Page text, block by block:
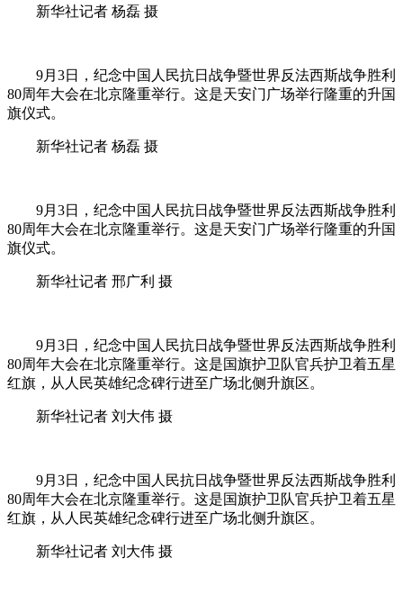
新华社记者 杨磊 摄
9月3日，纪念中国人民抗日战争暨世界反法西斯战争胜利
80周年大会在北京隆重举行。这是天安门广场举行隆重的升国
旗仪式。
新华社记者 杨磊 摄
9月3日，纪念中国人民抗日战争暨世界反法西斯战争胜利
80周年大会在北京隆重举行。这是天安门广场举行隆重的升国
旗仪式。
新华社记者 邢广利 摄
9月3日，纪念中国人民抗日战争暨世界反法西斯战争胜利
80周年大会在北京隆重举行。这是国旗护卫队官兵护卫着五星
红旗，从人民英雄纪念碑行进至广场北侧升旗区。
新华社记者 刘大伟 摄
9月3日，纪念中国人民抗日战争暨世界反法西斯战争胜利
80周年大会在北京隆重举行。这是国旗护卫队官兵护卫着五星
红旗，从人民英雄纪念碑行进至广场北侧升旗区。
新华社记者 刘大伟 摄